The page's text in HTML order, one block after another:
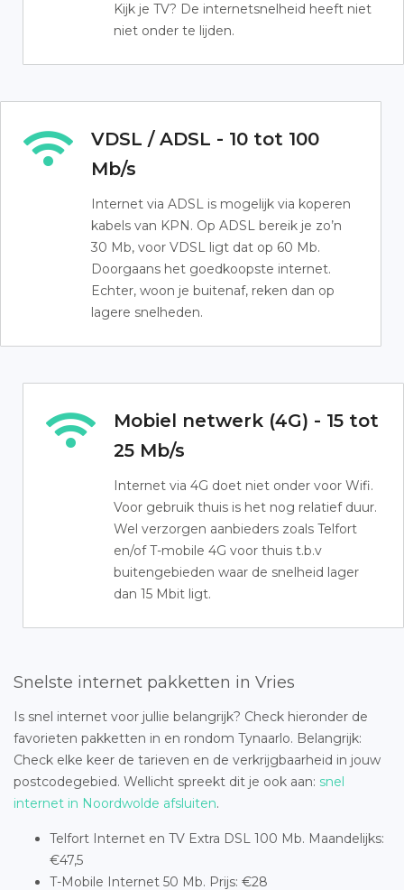
Kijk je TV? De internetsnelheid heeft niet
niet onder te lijden.
VDSL / ADSL - 10 tot 100
Mb/s
Internet via ADSL is mogelijk via koperen
kabels van KPN. Op ADSL bereik je zo’n
30 Mb, voor VDSL ligt dat op 60 Mb.
Doorgaans het goedkoopste internet.
Echter, woon je buitenaf, reken dan op
lagere snelheden.
Mobiel netwerk (4G) - 15 tot
25 Mb/s
Internet via 4G doet niet onder voor Wifi.
Voor gebruik thuis is het nog relatief duur.
Wel verzorgen aanbieders zoals Telfort
en/of T-mobile 4G voor thuis t.b.v
buitengebieden waar de snelheid lager
dan 15 Mbit ligt.
Snelste internet pakketten in Vries
Is snel internet voor jullie belangrijk? Check hieronder de
favorieten pakketten in en rondom Tynaarlo. Belangrijk:
Check elke keer de tarieven en de verkrijgbaarheid in jouw
postcodegebied. Wellicht spreekt dit je ook aan: snel
internet in Noordwolde afsluiten.
Telfort Internet en TV Extra DSL 100 Mb. Maandelijks:
€47,5
T-Mobile Internet 50 Mb. Prijs: €28